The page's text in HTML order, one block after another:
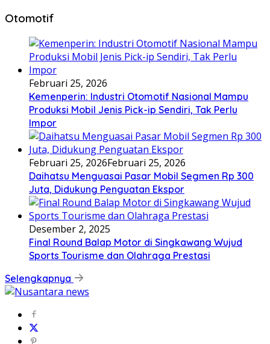
Otomotif
Februari 25, 2026
Kemenperin: Industri Otomotif Nasional Mampu
Produksi Mobil Jenis Pick-ip Sendiri, Tak Perlu
Impor
Februari 25, 2026Februari 25, 2026
Daihatsu Menguasai Pasar Mobil Segmen Rp 300
Juta, Didukung Penguatan Ekspor
Desember 2, 2025
Final Round Balap Motor di Singkawang Wujud
Sports Tourisme dan Olahraga Prestasi
Selengkapnya